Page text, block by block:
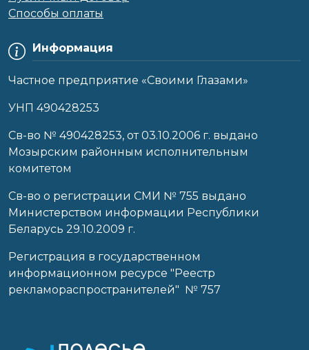
Информация
Частное предприятие «Своими Глазами»
УНП 490428253
Cв-во № 490428253, от 03.10.2006 г. выдано
Мозырским районным исполнительным
комитетом
Св-во о регистрации СМИ № 755 выдано
Министерством информации Республики
Беларусь 29.10.2009 г.
Регистрация в государственном
информационном ресурсе "Реестр
рекламораспространителей" № 757
Способы оплаты